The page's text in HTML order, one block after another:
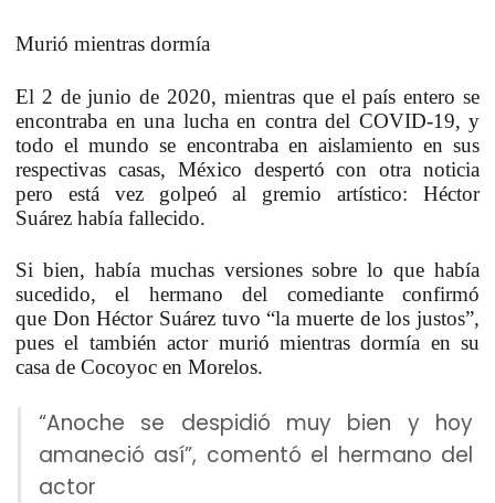
Murió mientras dormía
El 2 de junio de 2020, mientras que el país entero se
encontraba en una lucha en contra del COVID-19, y
todo el mundo se encontraba en aislamiento en sus
respectivas casas, México despertó con otra noticia
pero está vez golpeó al gremio artístico: Héctor
Suárez había fallecido.
Si bien, había muchas versiones sobre lo que había
sucedido, el hermano del comediante confirmó
que Don Héctor Suárez tuvo “la muerte de los justos”,
pues el también actor murió mientras dormía en su
casa de Cocoyoc en Morelos.
“Anoche se despidió muy bien y hoy
amaneció así”, comentó el hermano del
actor